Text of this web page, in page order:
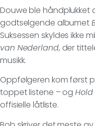
Douwe ble håndplukket
godtselgende albumet
Suksessen skyldes ikke
van Nederland, der
musikk.
Oppfølgeren kom først
toppet listene – og Hold
offisielle låtliste.